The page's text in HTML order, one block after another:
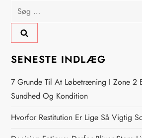
æ
g
s
n
a
Søg
efter:
SENESTE INDLÆG
7 Grunde Til At Løbetræning I Zone 2
Sundhed Og Kondition
Hvorfor Restitution Er Lige Så Vigtig